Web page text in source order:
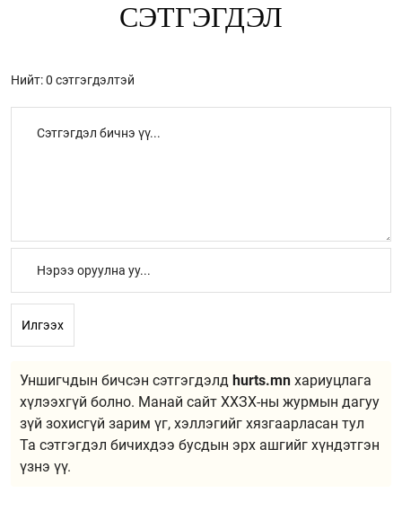
СЭТГЭГДЭЛ
Нийт: 0 сэтгэгдэлтэй
Илгээх
Уншигчдын бичсэн сэтгэгдэлд hurts.mn хариуцлага
хүлээхгүй болно. Манай сайт ХХЗХ-ны журмын дагуу
зүй зохисгүй зарим үг, хэллэгийг хязгаарласан тул
Та сэтгэгдэл бичихдээ бусдын эрх ашгийг хүндэтгэн
үзнэ үү.